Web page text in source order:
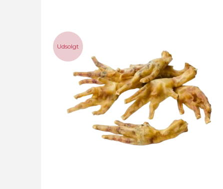
Udsolgt